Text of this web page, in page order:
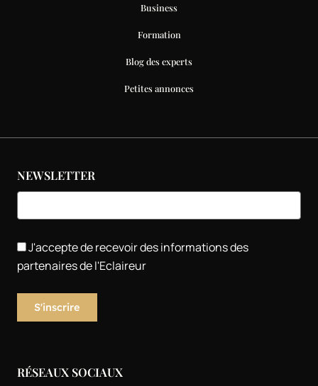
Business
Formation
Blog des experts
Petites annonces
NEWSLETTER
J'accepte de recevoir des informations des
partenaires de l'Eclaireur
RÉSEAUX SOCIAUX